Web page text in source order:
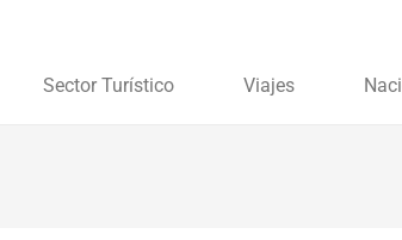
Sector Turístico Viajes